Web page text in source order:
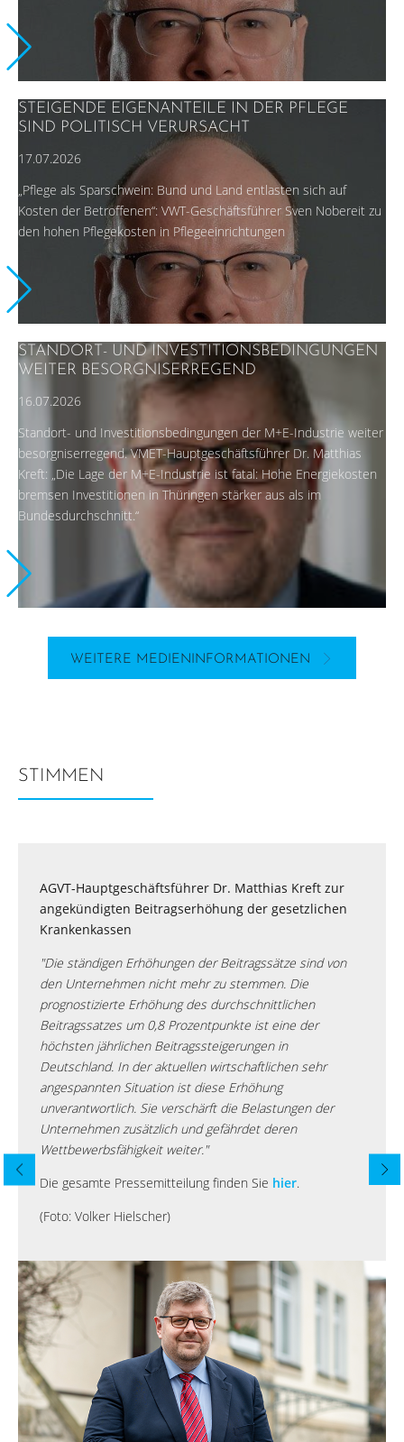
STEIGENDE EIGENANTEILE IN DER PFLEGE
SIND POLITISCH VERURSACHT
17.07.2026
„Pflege als Sparschwein: Bund und Land entlasten sich auf
Kosten der Betroffenen“: VWT-Geschäftsführer Sven Nobereit zu
den hohen Pflegekosten in Pflegeeinrichtungen
STANDORT- UND INVESTITIONSBEDINGUNGEN
WEITER BESORGNISERREGEND
16.07.2026
Standort- und Investitionsbedingungen der M+E-Industrie weiter
besorgniserregend. VMET-Hauptgeschäftsführer Dr. Matthias
Kreft: „Die Lage der M+E-Industrie ist fatal: Hohe Energiekosten
bremsen Investitionen in Thüringen stärker aus als im
Bundesdurchschnitt.“
WEITERE MEDIENINFORMATIONEN
STIMMEN
AGVT-Hauptgeschäftsführer Dr. Matthias Kreft zur
angekündigten Beitragserhöhung der gesetzlichen
Krankenkassen
"Die ständigen Erhöhungen der Beitragssätze sind von
den Unternehmen nicht mehr zu stemmen. Die
prognostizierte Erhöhung des durchschnittlichen
Beitragssatzes um 0,8 Prozentpunkte ist eine der
höchsten jährlichen Beitragssteigerungen in
Deutschland. In der aktuellen wirtschaftlichen sehr
angespannten Situation ist diese Erhöhung
unverantwortlich. Sie verschärft die Belastungen der
Unternehmen zusätzlich und gefährdet deren
Wettbewerbsfähigkeit weiter."
Die gesamte Pressemitteilung finden Sie hier.
(Foto: Volker Hielscher)